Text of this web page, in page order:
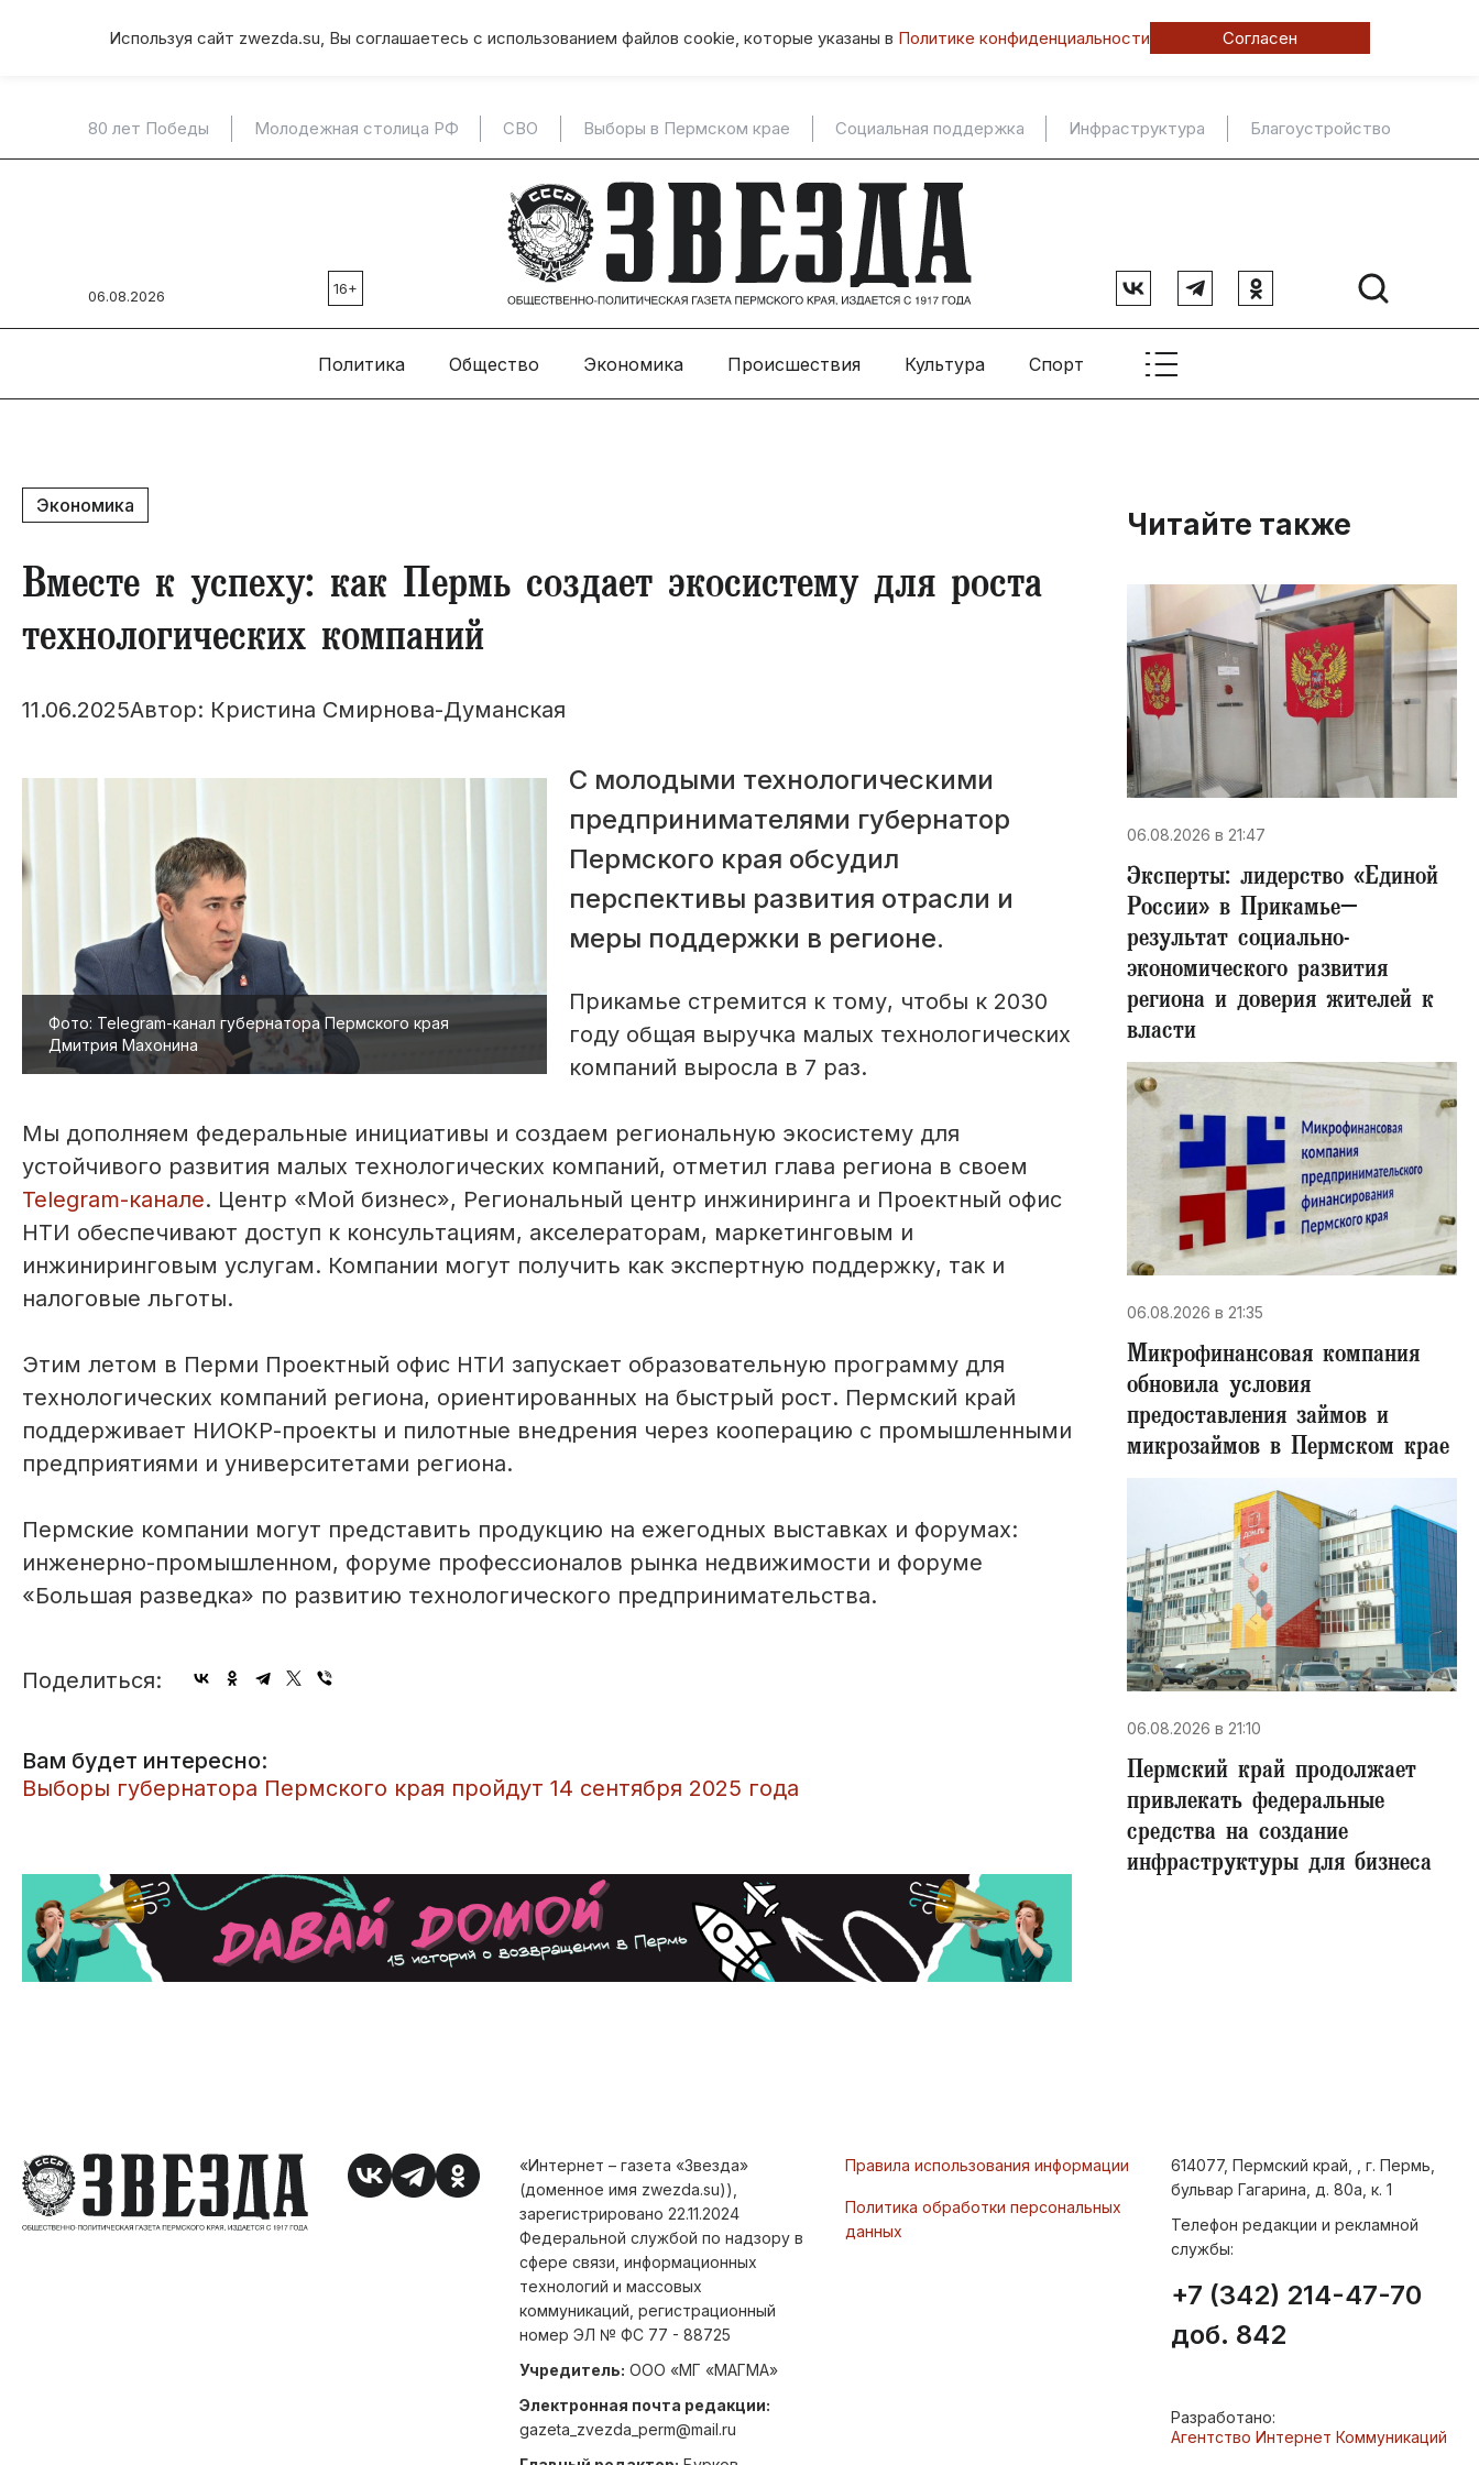
Используя сайт zwezda.su, Вы соглашаетесь с использованием файлов cookie, которые указаны в Политике конфиденциальности Согласен
80 лет Победы Молодежная столица РФ СВО Выборы в Пермском крае Социальная поддержка Инфраструктура Благоустройство
06.08.2026 16+
Политика Общество Экономика Происшествия Культура Спорт
Экономика
Вместе к успеху: как Пермь создает экосистему для роста
технологических компаний
11.06.2025Автор: Кристина Смирнова-Думанская
Фото: Telegram-канал губернатора Пермского края
Дмитрия Махонина
С молодыми технологическими
предпринимателями губернатор
Пермского края обсудил
перспективы развития отрасли и
меры поддержки в регионе.
Прикамье стремится к тому, чтобы к 2030
году общая выручка малых технологических
компаний выросла в 7 раз.
Мы дополняем федеральные инициативы и создаем региональную экосистему для
устойчивого развития малых технологических компаний, отметил глава региона в своем
Telegram-канале. Центр «Мой бизнес», Региональный центр инжиниринга и Проектный офис
НТИ обеспечивают доступ к консультациям, акселераторам, маркетинговым и
инжиниринговым услугам. Компании могут получить как экспертную поддержку, так и
налоговые льготы.
Этим летом в Перми Проектный офис НТИ запускает образовательную программу для
технологических компаний региона, ориентированных на быстрый рост. Пермский край
поддерживает НИОКР-проекты и пилотные внедрения через кооперацию с промышленными
предприятиями и университетами региона.
Пермские компании могут представить продукцию на ежегодных выставках и форумах:
инженерно-промышленном, форуме профессионалов рынка недвижимости и форуме
«Большая разведка» по развитию технологического предпринимательства.
Поделиться:
Вам будет интересно:
Выборы губернатора Пермского края пройдут 14 сентября 2025 года
Читайте также
06.08.2026 в 21:47
Эксперты: лидерство «Единой
России» в Прикамье–
результат социально-
экономического развития
региона и доверия жителей к
власти
06.08.2026 в 21:35
Микрофинансовая компания
обновила условия
предоставления займов и
микрозаймов в Пермском крае
06.08.2026 в 21:10
Пермский край продолжает
привлекать федеральные
средства на создание
инфраструктуры для бизнеса
«Интернет – газета «Звезда»
(доменное имя zwezda.su)),
зарегистрировано 22.11.2024
Федеральной службой по надзору в
сфере связи, информационных
технологий и массовых
коммуникаций, регистрационный
номер ЭЛ № ФС 77 - 88725
Учредитель: ООО «МГ «МАГМА»
Электронная почта редакции:
gazeta_zvezda_perm@mail.ru
Правила использования информации
Политика обработки персональных
данных
614077, Пермский край, , г. Пермь,
бульвар Гагарина, д. 80а, к. 1
Телефон редакции и рекламной
службы:
+7 (342) 214-47-70
доб. 842
Разработано:
Агентство Интернет Коммуникаций